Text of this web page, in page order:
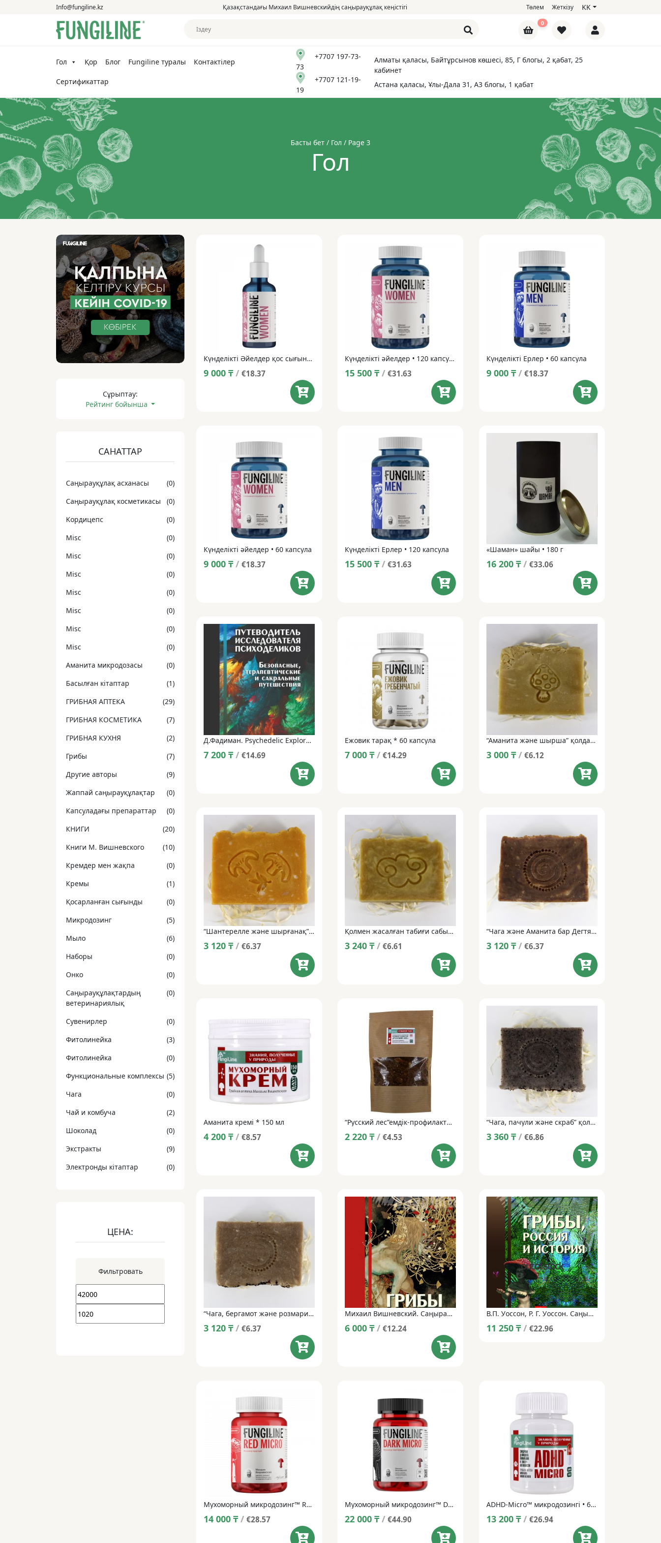
Info@fungiline.kz Қазақстандағы Михаил Вишневскийдің саңырауқұлақ кеңістігі Төлем Жеткізу KK
0
Гол Қор Блог Fungiline туралы Контактілер
Сертификаттар
+7707 197-73-
73
+7707 121-19-
19
Алматы қаласы, Байтұрсынов көшесі, 85, Г блогы, 2 қабат, 25
кабинет
Астана қаласы, Ұлы-Дала 31, А3 блогы, 1 қабат
Басты бет / Гол / Page 3
Гол
Сұрыптау:
Рейтинг бойынша
САНАТТАР
Cаңырауқұлақ асханасы
(0)
Cаңырауқұлақ косметикасы
(0)
Kордицепс
(0)
Misc
(0)
Misc
(0)
Misc
(0)
Misc
(0)
Misc
(0)
Misc
(0)
Misc
(0)
Аманита микродозасы
(0)
Басылған кітаптар
(1)
ГРИБНАЯ АПТЕКА
(29)
ГРИБНАЯ КОСМЕТИКА
(7)
ГРИБНАЯ КУХНЯ
(2)
Грибы
(7)
Другие авторы
(9)
Жаппай саңырауқұлақтар
(0)
Капсуладағы препараттар
(0)
КНИГИ
(20)
Книги М. Вишневского
(10)
Кремдер мен жақпа
(0)
Кремы
(1)
Қосарланған сығынды
(0)
Микродозинг
(5)
Мыло
(6)
Наборы
(0)
Онко
(0)
Саңырауқұлақтардың
ветеринариялық
(0)
Сувенирлер
(0)
Фитолинейка
(3)
Фитолинейка
(0)
Функциональные комплексы (5)
Чaга
(0)
Чай и комбуча
(2)
Шоколад
(0)
Экстракты
(9)
Электронды кітаптар
(0)
ЦЕНА:
Фильтровать
Күнделікті Әйелдер қос сығындысы • 50 мл
9 000 ₸ / €18.37
Күнделікті әйелдер • 120 капсула
15 500₸ / €31.63
Күнделікті Ерлер • 60 капсула
9 000 ₸ / €18.37
Күнделікті әйелдер • 60 капсула
9 000 ₸ / €18.37
Күнделікті Ерлер • 120 капсула
15 500₸ / €31.63
«Шаман» шайы • 180 г
16 200 ₸ / €33.06
Д.Фадиман. Psychedelic Explorer нұсқаулығы (қағаз кітап)
7 200 ₸ / €14.69
Ежовик тарақ * 60 капсула
7 000₸ / €14.29
“Аманита және шырша” қолдан жасалған табиғи сабын • 100 г
3 000 ₸ / €6.12
“Шантерелле және шырғанақ” қолдан жасалған табиғи сабын • 100 г
3 120 ₸ / €6.37
Қолмен жасалған табиғи сабын “кезек, шантерелле және дірілдейтін балалар” • 100 г
3 240₸ / €6.61
“Чага және Аманита бар Дегтярное” қолдан жасалған табиғи сабын • 100 г
3 120 ₸ / €6.37
Аманита кремі * 150 мл
4 200 ₸ / €8.57
“Русский лес”емдік-профилактикалық шай сусыны
2 220₸ / €4.53
“Чага, пачули және скраб” қолдан жасалған табиғи сабын • 100 г
3 360 ₸ / €6.86
“Чага, бергамот және розмарин” қолдан жасалған табиғи сабын • 100 г
3 120 ₸ / €6.37
Михаил Вишневский. Саңырауқұлақтар және секс (18+)
6 000₸ / €12.24
В.П. Уоссон, Р. Г. Уоссон. Саңырауқұлақтар, Ресей және тарих
11 250 ₸ / €22.96
Мухоморный микродозинг™ RedMicro ™ * 60+1 капсула
14 000 ₸ / €28.57
Мухоморный микродозинг™ DarkMicro™ • 60+1 капсула
22 000₸ / €44.90
ADHD-Micro™ микродозингі • 60 капсула
13 200 ₸ / €26.94